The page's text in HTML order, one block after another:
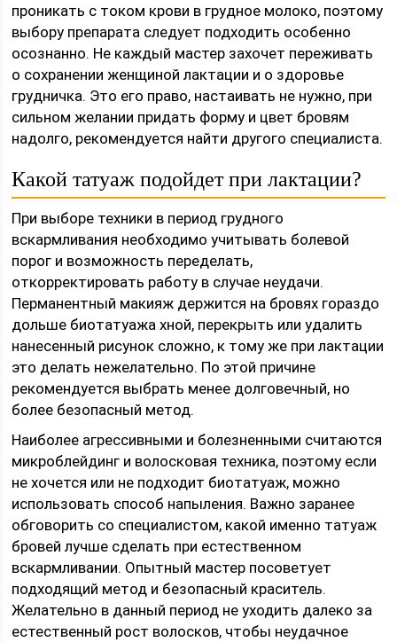
проникать с током крови в грудное молоко, поэтому
выбору препарата следует подходить особенно
осознанно. Не каждый мастер захочет переживать
о сохранении женщиной лактации и о здоровье
грудничка. Это его право, настаивать не нужно, при
сильном желании придать форму и цвет бровям
надолго, рекомендуется найти другого специалиста.
Какой татуаж подойдет при лактации?
При выборе техники в период грудного
вскармливания необходимо учитывать болевой
порог и возможность переделать,
откорректировать работу в случае неудачи.
Перманентный макияж держится на бровях гораздо
дольше биотатуажа хной, перекрыть или удалить
нанесенный рисунок сложно, к тому же при лактации
это делать нежелательно. По этой причине
рекомендуется выбрать менее долговечный, но
более безопасный метод.
Наиболее агрессивными и болезненными считаются
микроблейдинг и волосковая техника, поэтому если
не хочется или не подходит биотатуаж, можно
использовать способ напыления. Важно заранее
обговорить со специалистом, какой именно татуаж
бровей лучше сделать при естественном
вскармливании. Опытный мастер посоветует
подходящий метод и безопасный краситель.
Желательно в данный период не уходить далеко за
естественный рост волосков, чтобы неудачное